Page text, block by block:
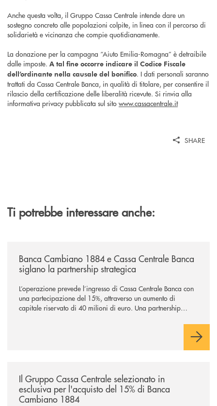
Anche questa volta, il Gruppo Cassa Centrale intende dare un
sostegno concreto alle popolazioni colpite, in linea con il percorso di
solidarietà e vicinanza che compie quotidianamente.
La donazione per la campagna “Aiuto Emilia-Romagna” è detraibile
dalle imposte. A tal fine occorre indicare il Codice Fiscale
dell’ordinante nella causale del bonifico. I dati personali saranno
trattati da Cassa Centrale Banca, in qualità di titolare, per consentire il
rilascio della certificazione delle liberalità ricevute. Si rinvia alla
informativa privacy pubblicata sul sito www.cassacentrale.it
SHARE
Ti potrebbe interessare anche:
Banca Cambiano 1884 e Cassa Centrale Banca
siglano la partnership strategica
L’operazione prevede l’ingresso di Cassa Centrale Banca con
una partecipazione del 15%, attraverso un aumento di
capitale riservato di 40 milioni di euro. Una partnership
comuni e sulla prossimità ai territori, per ampliare l’offerta e
Il Gruppo Cassa Centrale selezionato in
esclusiva per l'acquisto del 15% di Banca
Cambiano 1884